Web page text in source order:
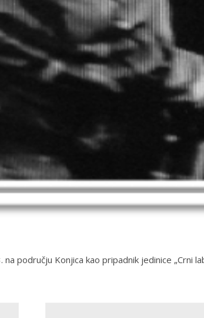
području Konjica kao pripadnik jedinice „Crni